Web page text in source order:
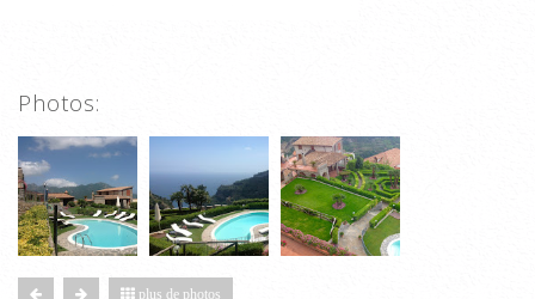
Photos:
plus de photos